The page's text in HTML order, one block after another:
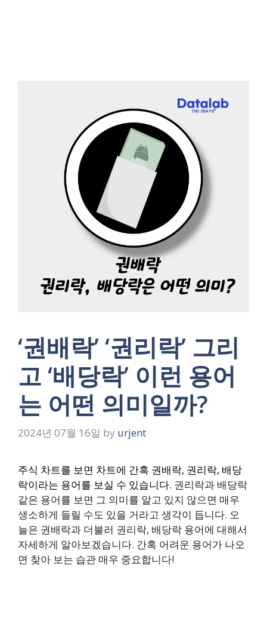
‘권배락’ ‘권리락’ 그리
고 ‘배당락’ 이런 용어
는 어떤 의미일까?
2024년 07월 16일 by urjent
주식 차트를 보면 차트에 간혹 권배락, 권리락, 배당
락이라는 용어를 보실 수 있습니다. 권리락과 배당락
같은 용어를 보면 그 의미를 알고 있지 않으면 매우
생소하게 들릴 수도 있을 거라고 생각이 듭니다. 오
늘은 권배락과 더불러 권리락, 배당락 용어에 대해서
자세하게 알아보겠습니다. 간혹 어려운 용어가 나오
면 찾아 보는 습관 매우 중요합니다!